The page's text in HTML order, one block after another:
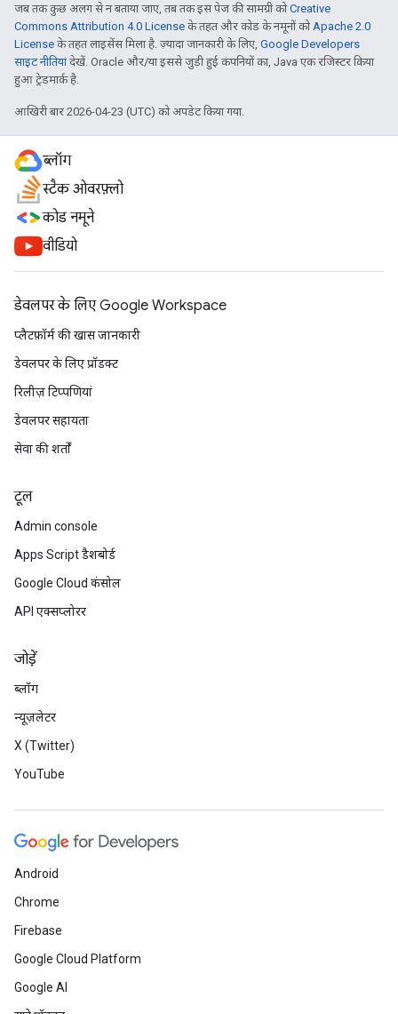
जब तक कुछ अलग से न बताया जाए, तब तक इस पेज की सामग्री कोCreative
Commons Attribution 4.0 License के तहत और कोड के नमूनों कोApache 2.0
License के तहत लाइसेंस मिला है. ज़्यादा जानकारी के लिए, Google Developers
साइट नीतियांदेखें. Oracle और/या इससे जुड़ी हुई कंपनियों का, Java एक रजिस्टर किया
हुआ ट्रेडमार्क है.
आखिरी बार 2026-04-23 (UTC) को अपडेट किया गया.
ब्लॉग
स्टैक ओवरफ़्लो
कोड नमूने
वीडियो
डेवलपर के लिए Google Workspace
प्लैटफ़ॉर्म की खास जानकारी
डेवलपर के लिए प्रॉडक्ट
रिलीज़ टिप्पणियां
डेवलपर सहायता
सेवा की शर्तों
टूल
Admin console
Apps Script डैशबोर्ड
Google Cloud कंसोल
API एक्सप्लोरर
जोड़ें
ब्लॉग
न्यूज़लेटर
X (Twitter)
YouTube
Android
Chrome
Firebase
Google Cloud Platform
Google AI